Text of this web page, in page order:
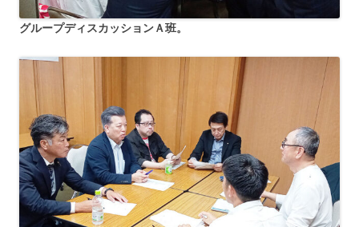
グループディスカッションＡ班。